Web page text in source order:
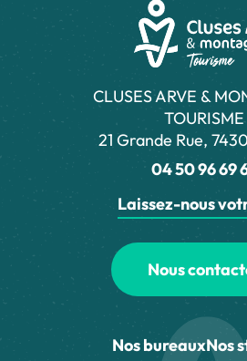
CLUSES ARVE &
TOURISME
21 Grande Rue,
04 50 96 69
Laissez-nous
Nous
Nos bureauxNos